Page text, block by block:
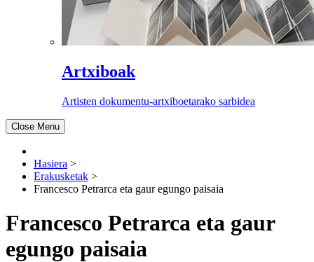
Artxiboak
Artisten dokumentu-artxiboetarako sarbidea
Close Menu
Hasiera >
Erakusketak >
Francesco Petrarca eta gaur egungo paisaia
Francesco Petrarca eta gaur
egungo paisaia